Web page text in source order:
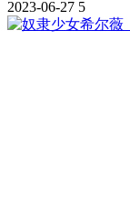
2023-06-27 5